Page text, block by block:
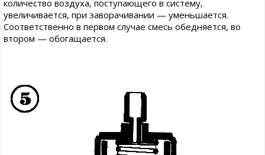
количество воздуха, поступающего в систему,
увеличивается, при заворачивании — уменьшается.
Соответственно в первом случае смесь обедняется, во
втором — обогащается.